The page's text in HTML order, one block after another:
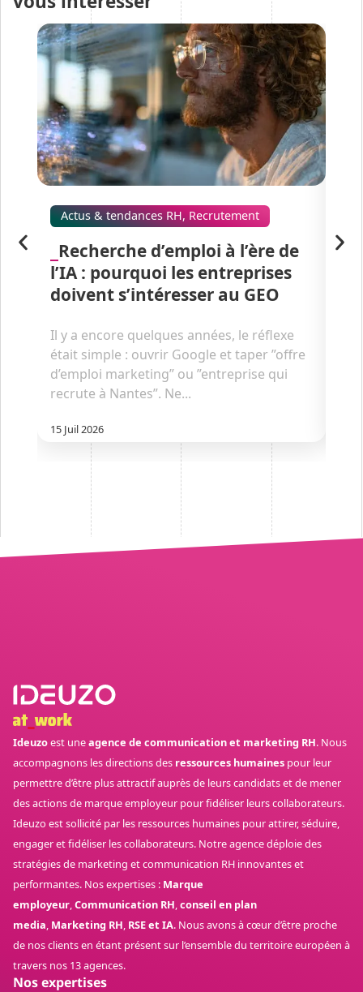
Actus & tendances RH,Recrutement
Recherche d’emploi à l’ère de
l’IA : pourquoi les entreprises
doivent s’intéresser au GEO
Il y a encore quelques années, le réflexe
était simple : ouvrir Google et taper ”offre
d’emploi marketing” ou ”entreprise qui
recrute à Nantes”. Ne...
15 Juil 2026
Ideuzoest uneagence de communication et marketing RH. Nous
accompagnons les directions des ressources humaines pour leur
permettre d’être plus attractif auprès de leurs candidats et de mener
des actions de marque employeur pour fidéliser leurs collaborateurs.
Ideuzo est sollicité par les ressources humaines pour attirer, séduire,
engager et fidéliser les collaborateurs. Notre agence déploie des
stratégies de marketing et communication RH innovantes et
performantes. Nos expertises : Marque
employeur,Communication RH,conseil en plan
media, Marketing RH, RSE et IA. Nous avons à cœur d’être proche
de nos clients en étant présent sur l’ensemble du territoire européen à
travers nos 13 agences.
Nos expertises